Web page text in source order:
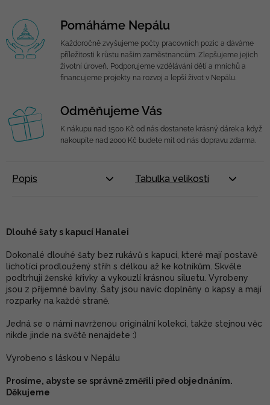
Pomáháme Nepálu
Každoročně zvyšujeme počty pracovních pozic a dáváme
příležitosti k růstu našim zaměstnancům. Zlepšujeme jejich
životní úroveň, Podporujeme vzdělávání dětí a mnichů a
financujeme projekty na rozvoj a lepší život v Nepálu.
Odměňujeme Vás
K nákupu nad 1500 Kč od nás dostanete krásný dárek a když
nakoupíte nad 2000 Kč budete mít od nás dopravu zdarma.
Popis Tabulka velikostí
Dlouhé šaty s kapucí Hanalei
Dokonalé dlouhé šaty bez rukávů s kapucí, které mají postavě
lichotící prodloužený střih s délkou až ke kotníkům. Skvěle
podtrhují ženské křivky a vykouzlí krásnou siluetu. Vyrobeny
jsou z příjemné bavlny. Šaty jsou navíc doplněny o kapsy a mají
rozparky na každé straně.
Jedná se o námi navrženou originální kolekci, takže stejnou věc
nikde jinde na světě nenajdete :)
Vyrobeno s láskou v Nepálu
Prosíme, abyste se správně změřili před objednáním.
Děkujeme